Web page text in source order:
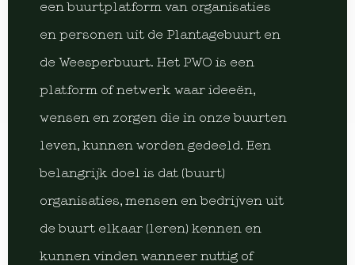
een buurtplatform van organisaties
en personen uit de Plantagebuurt en
de Weesperbuurt. Het PWO is een
platform of netwerk waar ideeën,
wensen en zorgen die in onze buurten
leven, kunnen worden gedeeld. Een
belangrijk doel is dat (buurt)
organisaties, mensen en bedrijven uit
de buurt elkaar (leren) kennen en
kunnen vinden wanneer nuttig of